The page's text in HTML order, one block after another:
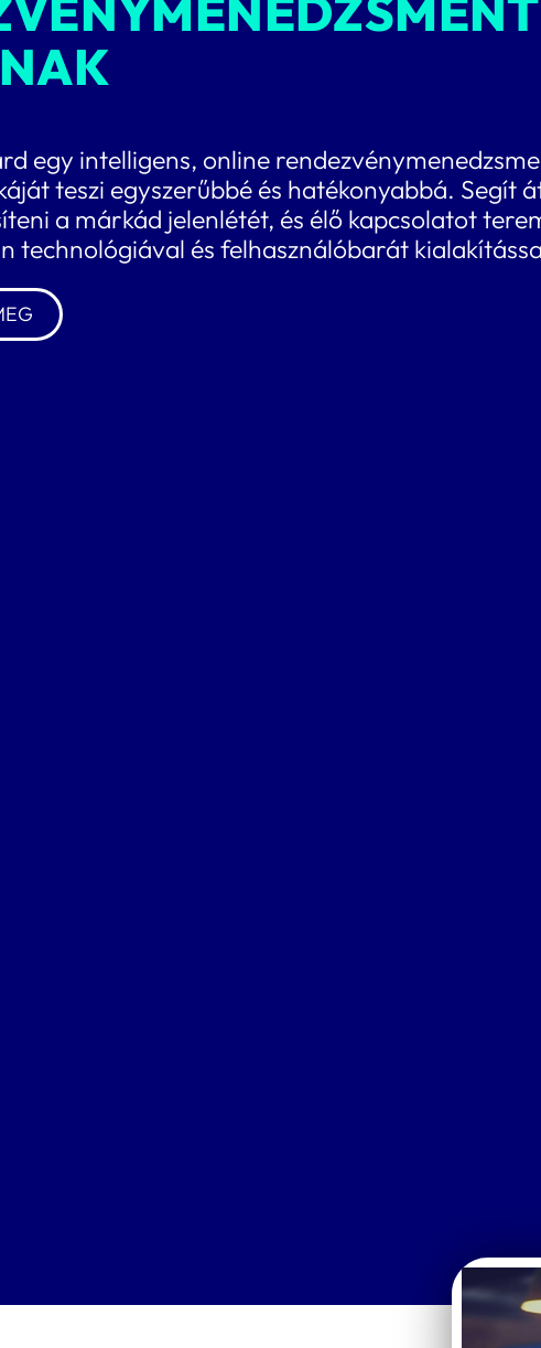
egy intelligens, online
teszi egyszerűbbé és hatékonyabbá. Segít
a márkád jelenlétét, és élő kapcsolatot
technológiával és felhasználóbarát